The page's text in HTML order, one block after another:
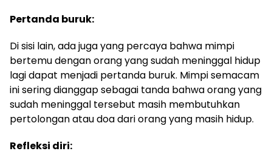
Pertanda buruk:
Di sisi lain, ada juga yang percaya bahwa mimpi
bertemu dengan orang yang sudah meninggal hidup
lagi dapat menjadi pertanda buruk. Mimpi semacam
ini sering dianggap sebagai tanda bahwa orang yang
sudah meninggal tersebut masih membutuhkan
pertolongan atau doa dari orang yang masih hidup.
Refleksi diri: